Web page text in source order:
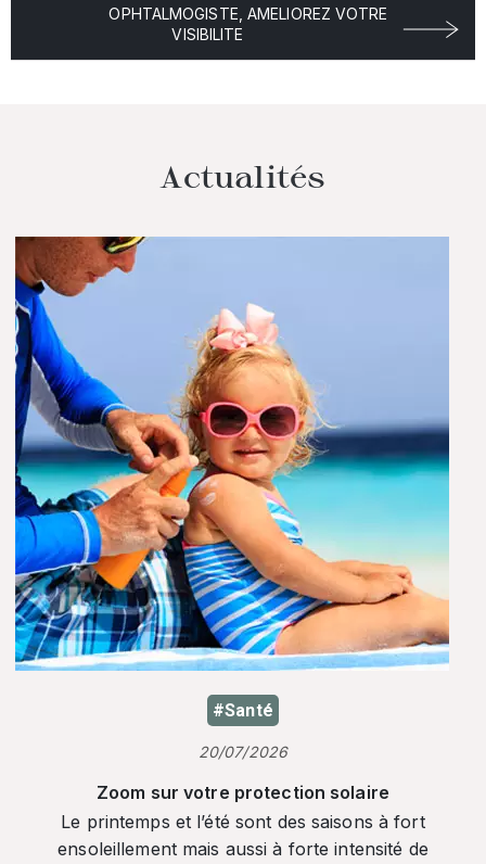
OPHTALMOGISTE, AMELIOREZ VOTRE
VISIBILITE
Actualités
#Santé
20/07/2026
Zoom sur votre protection solaire
Le printemps et l’été sont des saisons à fort
ensoleillement mais aussi à forte intensité de